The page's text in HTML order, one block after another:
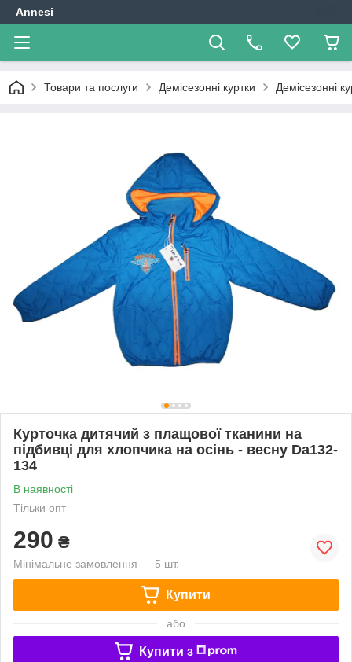
Annesi
Товари та послуги Демісезонні куртки Демісезонні
Курточка дитячий з плащової тканини на
підбивці для хлопчика на осінь - весну Da132-
134
В наявності
Тільки опт
290 ₴
Мінімальне замовлення — 5 шт.
Купити
або
Купити з